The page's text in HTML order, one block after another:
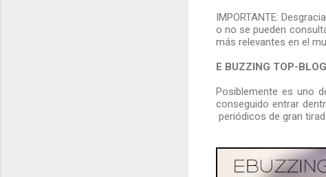
IMPORTANTE:
o no se pueden
más relevantes en el
E BUZZING TOP-
Posiblemente es uno
conseguido entrar
periódicos de gran